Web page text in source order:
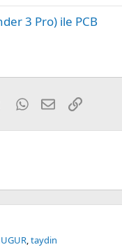
3 Pro) ile PCB
TumblrWhatsApp
E-postaLink
taydin